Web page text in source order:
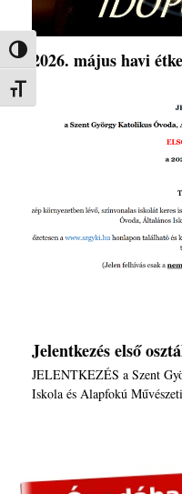
Nagy kontraszt váltása
Betűméret váltása
2026. május havi
Jelentkezés első
JELENTKEZÉS a Szent
Iskola és Alapfokú